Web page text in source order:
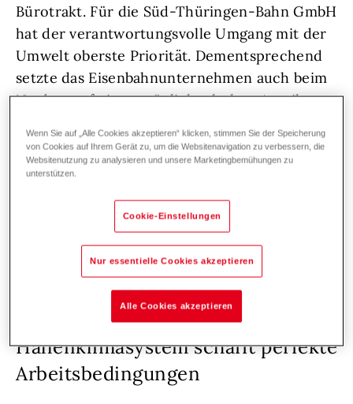
Bürotrakt. Für die Süd-Thüringen-Bahn GmbH
hat der verantwortungsvolle Umgang mit der
Umwelt oberste Priorität. Dementsprechend
setzte das Eisenbahnunternehmen auch beim
Neubau auf einen möglichst hohen Anteil an
Klimatechnik. Und so sorgt seit Anfang April
2022 eine Hoval Systemlösung – bestehend
Solaranlage, Hallenklimageräten und
Pufferspeicher – für ein optimales Raum- und
Arbeitsklima im neuen Betriebshof.
Hallenklimasystem schafft perfekte
Arbeitsbedingungen
Wenn Sie auf „Alle Cookies akzeptieren“ klicken, stimmen Sie der Speicherung
von Cookies auf Ihrem Gerät zu, um die Websitenavigation zu verbessern, die
Websitenutzung zu analysieren und unsere Marketingbemühungen zu
unterstützen.
Cookie-Einstellungen
Nur essentielle Cookies akzeptieren
Alle Cookies akzeptieren